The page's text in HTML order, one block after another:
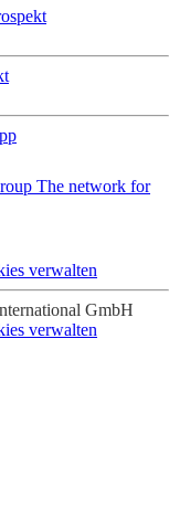
The network for
verwalten
GmbH
verwalten